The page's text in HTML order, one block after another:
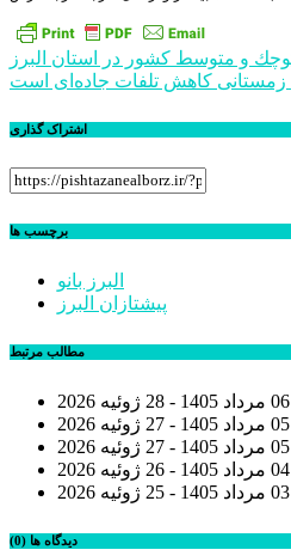
راهبری
نوشته
و متوسط كشور در استان البرز
کاهش تلفات جاده‌ای است
اشتراک گذاری
برچسب ها
البرز بانو
پیشتازان البرز
مطالب مرتبط
06 مرداد 1405 - 28 ژوئیه 2026
05 مرداد 1405 - 27 ژوئیه 2026
05 مرداد 1405 - 27 ژوئیه 2026
04 مرداد 1405 - 26 ژوئیه 2026
03 مرداد 1405 - 25 ژوئیه 2026
دیدگاه ها (0)